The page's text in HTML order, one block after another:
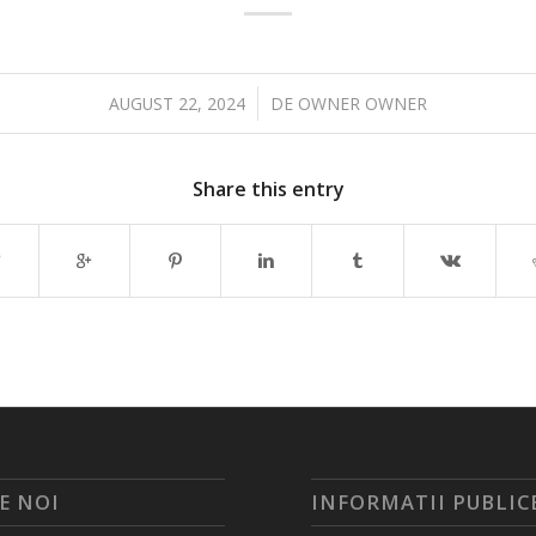
AUGUST 22, 2024
/ DE OWNER OWNER
Share this entry
NOI INFORMATII